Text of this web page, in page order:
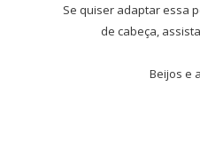
Se quiser adaptar essa
de cabeça,
Beijos e